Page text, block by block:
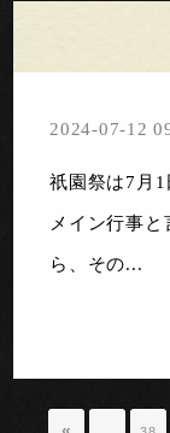
2024-07-12
祇園祭は7月1
メイン行事
ら、その...